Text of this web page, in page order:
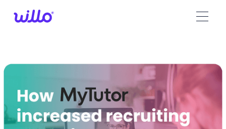
note:
an
system.